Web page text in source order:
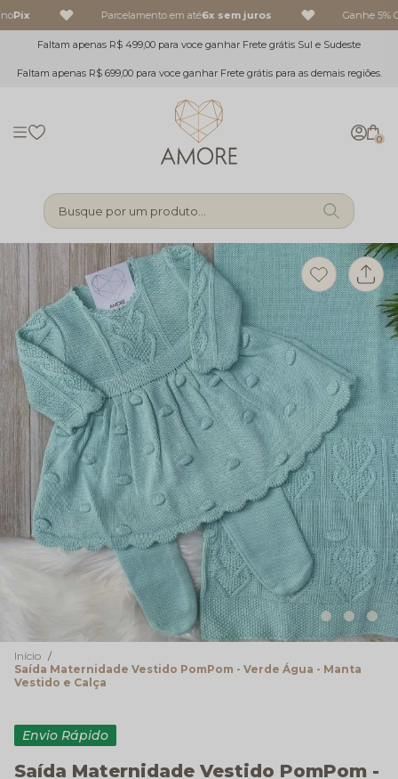
Pix Parcelamento em até6x sem juros Ganhe 5%
Faltam apenas R$ 499,00 para voce ganhar Frete grátis Sul e Sudeste
Faltam apenas R$ 699,00 para voce ganhar Frete grátis para as demais regiões.
0
Busque por um produto...
Início
Saída Maternidade Vestido PomPom - Verde Água - Manta
Vestido e Calça
Envio Rápido
Saída Maternidade Vestido PomPom -